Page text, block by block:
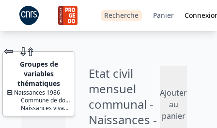
Recherche Panier
JEU DE
DONNÉES
Etat civil
mensuel
communal -
Naissances -
Ajouter
au
panier
⇦ ⇮⇮
Groupes de
variables
thématiques
Naissances 1986
Commune de domiciliation
Naissances vivantes